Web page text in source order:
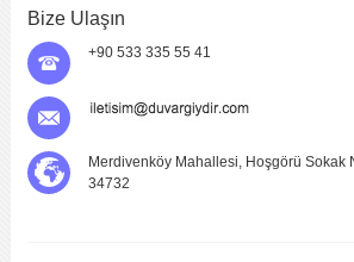
Bize Ulaşın
+90 533 335 55 41
Merdivenköy Mahallesi, Hoşgörü Sokak
34732